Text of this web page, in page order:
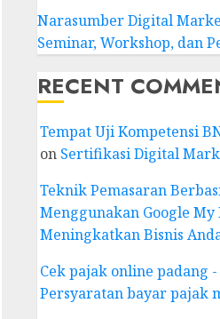
Narasumber Digital
Seminar, Workshop, dan
RECENT
Tempat Uji Kompetensi
on Sertifikasi Digital
Teknik Pemasaran
Menggunakan Google My
Meningkatkan Bisnis
Cek pajak online padang
Persyaratan bayar pajak